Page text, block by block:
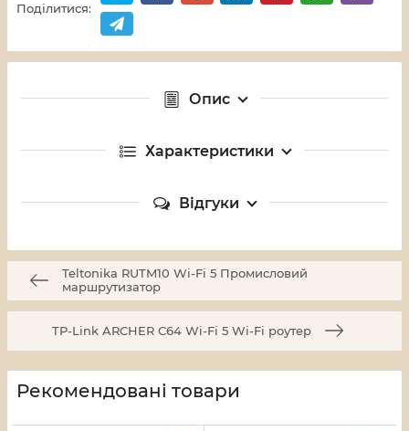
Поділитися:
Опис
Характеристики
Відгуки
Teltonika RUTM10 Wi-Fi 5 Промисловий
маршрутизатор
TP-Link ARCHER C64 Wi-Fi 5 Wi-Fi роутер
Рекомендовані товари